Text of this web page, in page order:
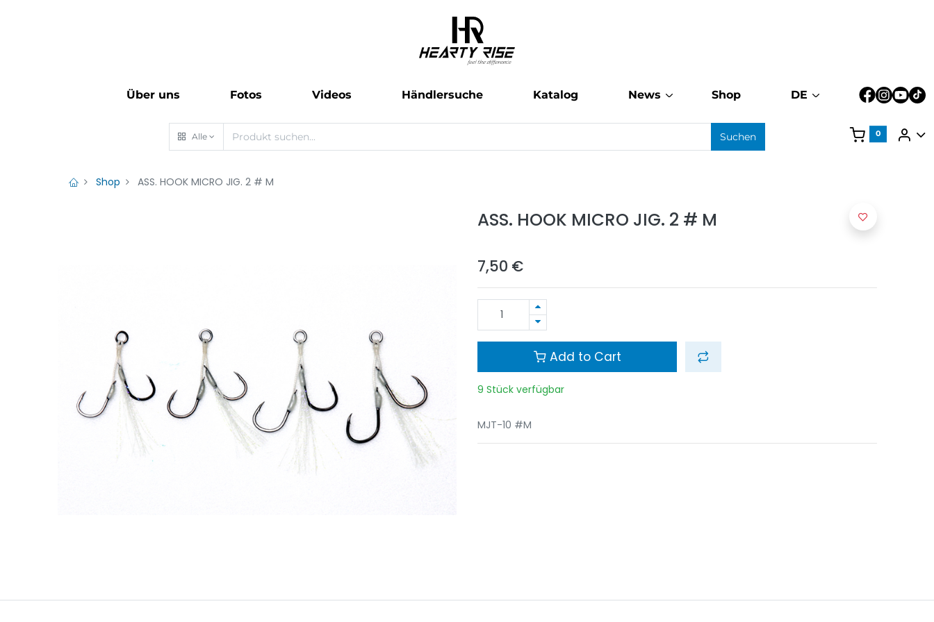
Über uns Fotos Videos Händlersuche Katalog News Shop DE
Alle Suchen 0
Shop ASS. HOOK MICRO JIG. 2 # M
ASS. HOOK MICRO JIG. 2 # M
7,50 €
Add to Cart
9 Stück verfügbar
MJT-10 #M